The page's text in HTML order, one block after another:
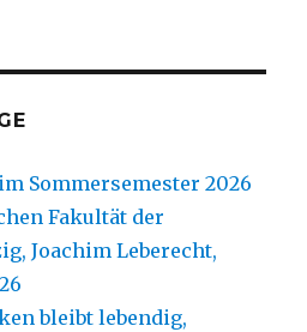
Sommersemester 2026
Fakultät der
Joachim Leberecht,
bleibt lebendig,